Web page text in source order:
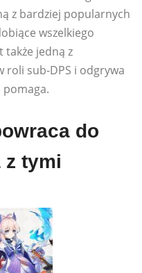
z bardziej popularnych
wszelkiego
także jedną z
roli sub-DPS i odgrywa
do
z tymi